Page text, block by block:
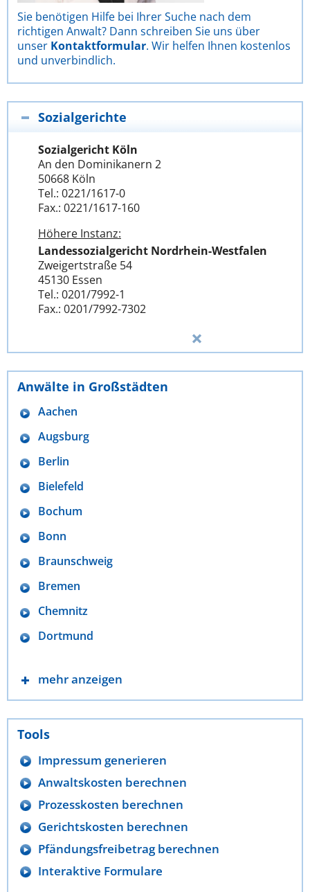
Sie benötigen Hilfe bei Ihrer Suche nach dem
richtigen Anwalt? Dann schreiben Sie uns über
unser Kontaktformular. Wir helfen Ihnen kostenlos
und unverbindlich.
Sozialgerichte
Sozialgericht Köln
An den Dominikanern 2
50668 Köln
Tel.: 0221/1617-0
Fax.: 0221/1617-160
Höhere Instanz:
Landessozialgericht Nordrhein-Westfalen
Zweigertstraße 54
45130 Essen
Tel.: 0201/7992-1
Fax.: 0201/7992-7302
Anwälte in Großstädten
Aachen
Augsburg
Berlin
Bielefeld
Bochum
Bonn
Braunschweig
Bremen
Chemnitz
Dortmund
mehr anzeigen
Tools
Impressum generieren
Anwaltskosten berechnen
Prozesskosten berechnen
Gerichtskosten berechnen
Pfändungsfreibetrag berechnen
Interaktive Formulare